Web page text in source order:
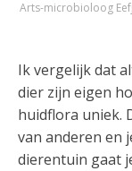
Arts-microbioloog
Ik vergelijk dat
dier zijn eigen
huidflora uniek.
van anderen en
dierentuin gaat